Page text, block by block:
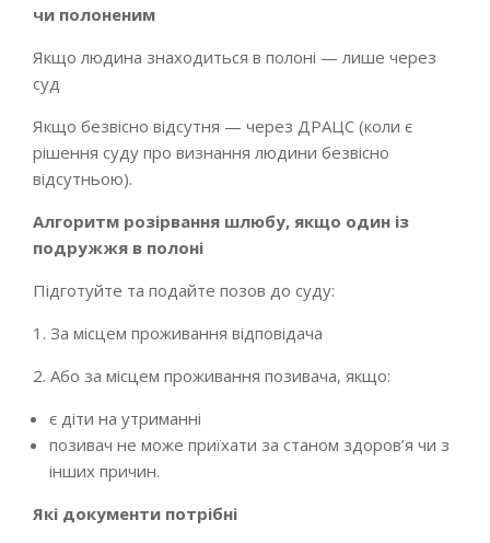
чи полоненим
Якщо людина знаходиться в полоні — лише через
суд
Якщо безвісно відсутня — через ДРАЦС (коли є
рішення суду про визнання людини безвісно
відсутньою).
Алгоритм розірвання шлюбу, якщо один із
подружжя в полоні
Підготуйте та подайте позов до суду:
1. За місцем проживання відповідача
2. Або за місцем проживання позивача, якщо:
є діти на утриманні
позивач не може приїхати за станом здоров’я чи з
інших причин.
Які документи потрібні